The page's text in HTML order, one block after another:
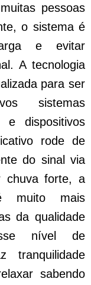
pessoas
o sistema é
e evitar
A tecnologia
para ser
sistemas
e dispositivos
rode de
do sinal via
chuva forte, a
muito mais
da qualidade
nível de
tranquilidade
sabendo